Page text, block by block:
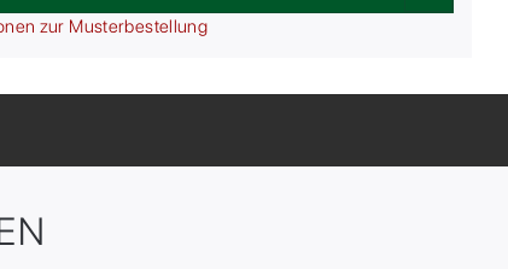
zur Musterbestellung